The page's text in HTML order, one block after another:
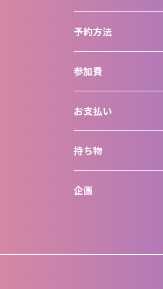
予約方法
参加費
お支払い
持ち物
企画